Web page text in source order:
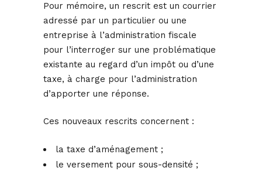
Pour mémoire, un rescrit est un courrier
adressé par un particulier ou une
entreprise à l’administration fiscale
pour l’interroger sur une problématique
existante au regard d’un impôt ou d’une
taxe, à charge pour l’administration
d’apporter une réponse.
Ces nouveaux rescrits concernent :
la taxe d’aménagement ;
le versement pour sous-densité ;